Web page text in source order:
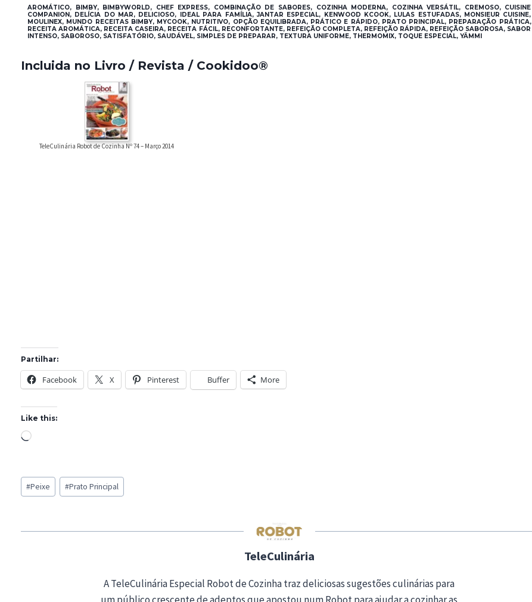
AROMÁTICO, BIMBY, BIMBYWORLD, CHEF EXPRESS, COMBINAÇÃO DE SABORES, COZINHA MODERNA, COZINHA VERSÁTIL, CREMOSO, CUISINE
COMPANION, DELÍCIA DO MAR, DELICIOSO, IDEAL PARA FAMÍLIA, JANTAR ESPECIAL, KENWOOD KCOOK, LULAS ESTUFADAS, MONSIEUR CUISINE,
MOULINEX, MUNDO RECEITAS BIMBY, MYCOOK, NUTRITIVO, OPÇÃO EQUILIBRADA, PRÁTICO E RÁPIDO, PRATO PRINCIPAL, PREPARAÇÃO PRÁTICA,
RECEITA AROMÁTICA, RECEITA CASEIRA, RECEITA FÁCIL, RECONFORTANTE, REFEIÇÃO COMPLETA, REFEIÇÃO RÁPIDA, REFEIÇÃO SABOROSA, SABOR
INTENSO, SABOROSO, SATISFATÓRIO, SAUDÁVEL, SIMPLES DE PREPARAR, TEXTURA UNIFORME, THERMOMIX, TOQUE ESPECIAL, YÄMMI
Incluida no Livro / Revista / Cookidoo®
TeleCulinária Robot de Cozinha Nº 74 – Março 2014
Partilhar:
Facebook X Pinterest Buffer More
Like this:
L
d
g
Post
Tags:
#Peixe #Prato Principal
TeleCulinária
A TeleCulinária Especial Robot de Cozinha traz deliciosas sugestões culinárias para